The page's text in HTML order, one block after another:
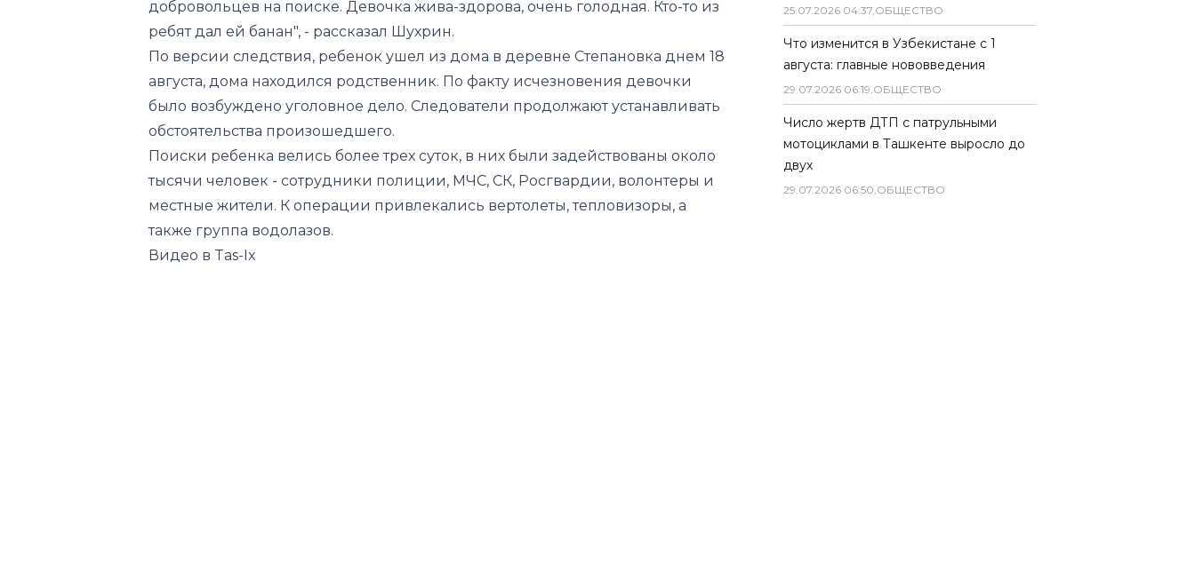
августа, дома находился родственник. По факту исчезновения девочки
было возбуждено уголовное дело. Следователи продолжают устанавливать
обстоятельства произошедшего.
Поиски ребенка велись более трех суток, в них были задействованы около
тысячи человек - сотрудники полиции, МЧС, СК, Росгвардии, волонтеры и
местные жители. К операции привлекались вертолеты, тепловизоры, а
также группа водолазов.
Видео в Tas-Ix
25.07.2026 04:37,ОБЩЕСТВО
Что изменится в Узбекистане с 1
августа: главные нововведения
29.07.2026 06:19,ОБЩЕСТВО
Число жертв ДТП с патрульными
мотоциклами в Ташкенте выросло до
двух
29.07.2026 06:50,ОБЩЕСТВО